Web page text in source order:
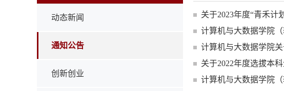
动态新闻
通知公告
创新创业
关于2023年度“青禾计
计算机与大数据学院
计算机与大数据学院
关于2022年度选拔本
计算机与大数据学院